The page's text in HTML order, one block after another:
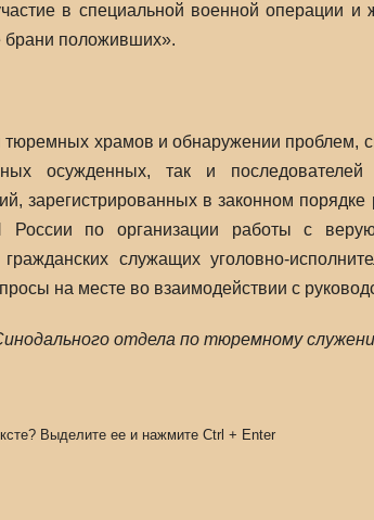
в специальной военной операции
брани положивших».
храмов и обнаружении проблем,
осужденных, так и
зарегистрированных в законном
по организации работы с
гражданских служащих уголовно-
на месте во взаимодействии с
отдела по тюремному
Выделите ее и нажмите Ctrl + Enter